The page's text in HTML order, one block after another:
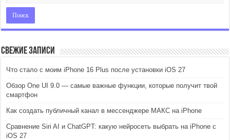
Свежие записи
Что стало с моим iPhone 16 Plus после установки iOS 27
Обзор One UI 9.0 — самые важные функции, которые получит твой
смартфон
Как создать публичный канал в мессенджере МАКС на iPhone
Сравнение Siri AI и ChatGPT: какую нейросеть выбрать на iPhone с
iOS 27